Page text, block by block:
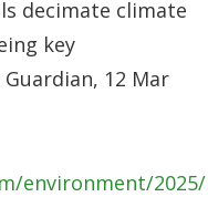
decimate climate
key
12 Mar
environment/